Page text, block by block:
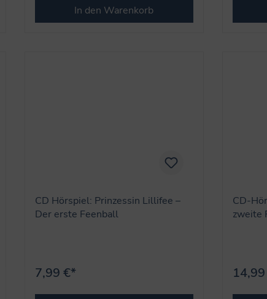
In den Warenkorb
CD Hörspiel: Prinzessin Lillifee –
Der erste Feenball
7,99 €*
CD-
zweite